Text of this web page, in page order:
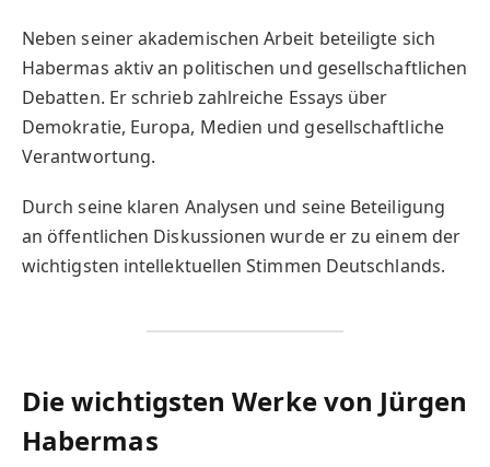
Neben seiner akademischen Arbeit beteiligte sich
Habermas aktiv an politischen und gesellschaftlichen
Debatten. Er schrieb zahlreiche Essays über
Demokratie, Europa, Medien und gesellschaftliche
Verantwortung.
Durch seine klaren Analysen und seine Beteiligung
an öffentlichen Diskussionen wurde er zu einem der
wichtigsten intellektuellen Stimmen Deutschlands.
Die wichtigsten Werke von Jürgen
Habermas